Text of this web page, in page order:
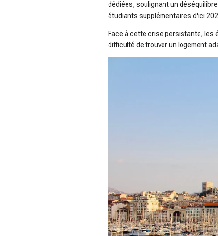
dédiées, soulignant un
étudiants supplémentaires d'ici
Face à cette crise persistante, les
difficulté de trouver un logement